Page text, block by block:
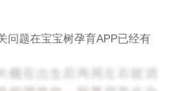
问题在宝宝树孕育APP已经有